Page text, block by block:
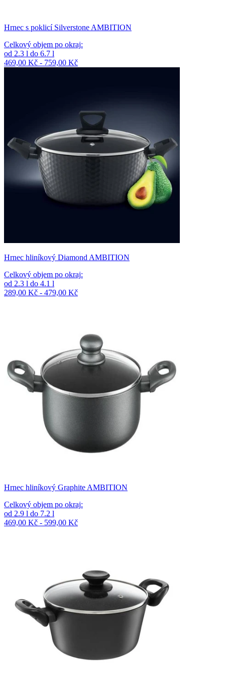
Hrnec s poklicí Silverstone AMBITION
Celkový objem po okraj:
od 2.3 l do 6.7 l
469,00 Kč - 759,00 Kč
Hrnec hliníkový Diamond AMBITION
Celkový objem po okraj:
od 2.3 l do 4.1 l
289,00 Kč - 479,00 Kč
Hrnec hliníkový Graphite AMBITION
Celkový objem po okraj:
od 2.9 l do 7.2 l
469,00 Kč - 599,00 Kč